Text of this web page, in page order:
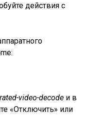
действия с
video-decode и в
«Отключить» или